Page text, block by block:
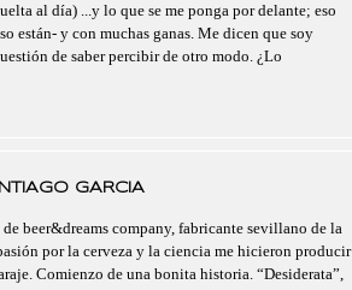
al día) ...y lo que se me ponga por delante; eso
están- y con muchas ganas. Me dicen que soy
de saber percibir de otro modo. ¿Lo
GARCIA
beer&dreams company, fabricante sevillano de la
por la cerveza y la ciencia me hicieron producir
Comienzo de una bonita historia. “Desiderata”,